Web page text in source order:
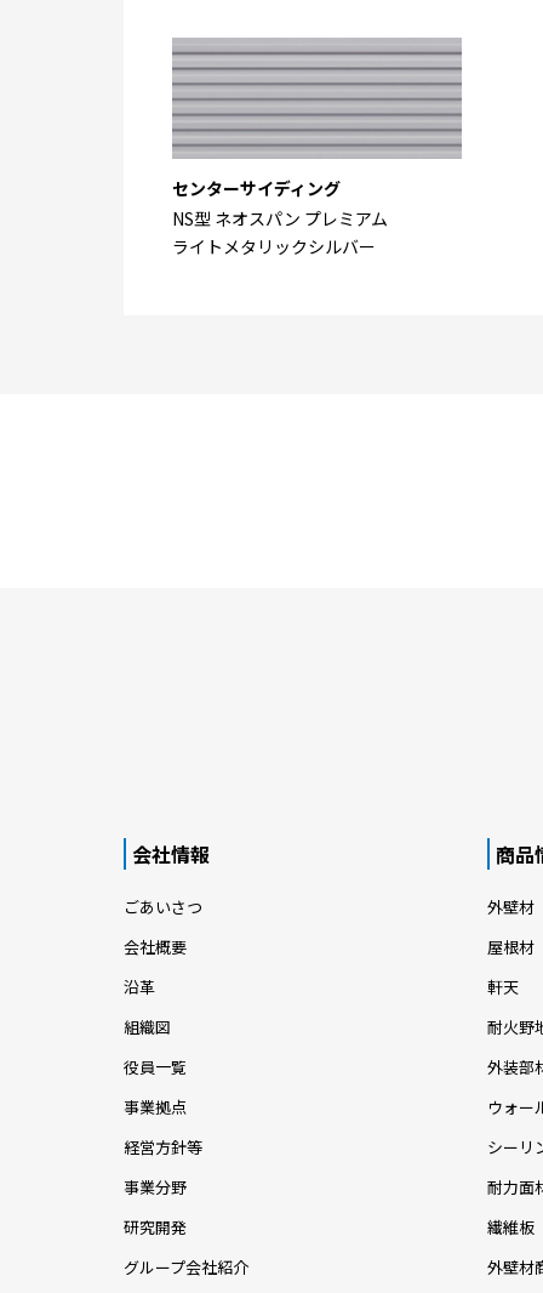
センターサイディング
NS型 ネオスパン プレミアム
ライトメタリックシルバー
会社情報
ごあいさつ
会社概要
沿革
組織図
役員一覧
事業拠点
経営方針等
事業分野
研究開発
グループ会社紹介
商品
外壁材
屋根材
軒天
耐火野
外装部
ウォー
シーリ
耐力面
繊維板
外壁材